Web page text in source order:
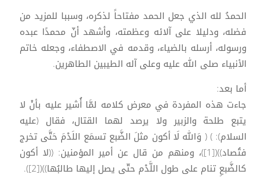
الحمدُ لله الذي جعل الحمد مفتاحاً لذكره، وسببا للمزيد من
فضله، ودليلا على آلائه وعظمته، وأشهد أنّ محمدًا عبده
ورسوله، أرسله بالضياء، وقدمه في الاصطفاء، وجعله خاتم
الأنبياء صلى الله عليه وعلى آله الطيبين الطاهرين.
أما بعد:
جاءت هذه المفردة في معرض كلامه لمَّا أُشير عليه بأنْ لا
يتبع طلحة والزبير ولا يرصد لهما القتال، فقال (عليه
السلام): ) ( وَالله لَا أكون مثلَ الضَّبع تسمَع اللَدْمَ حَتَّى تخرج
فتُصاد))([1])، ومنهم من قال عن أمير المؤمنين: ((لا أكون
كالضَّبعِ تنام على طول اللَّدْم حتّى يصل إليها طالبُها))([2]).